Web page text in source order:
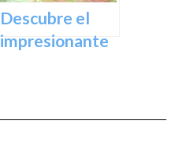
Descubre el
impresionante